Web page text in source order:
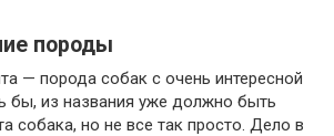
породы
— порода собак с очень интересной
бы, из названия уже должно быть
собака, но не все так просто. Дело в